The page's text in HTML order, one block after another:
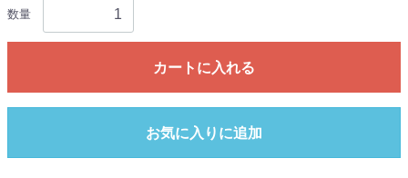
数量
カートに入れる
お気に入りに追加